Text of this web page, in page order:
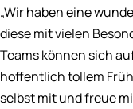
„Wir haben eine
diese mit vielen
Teams können sich
hoffentlich tollem
selbst mit und freue